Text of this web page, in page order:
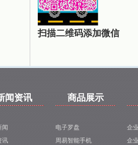
扫描二维码添加微信
闻资讯
闻
讯
商品展示
电子罗盘
周易智能手机
企
企